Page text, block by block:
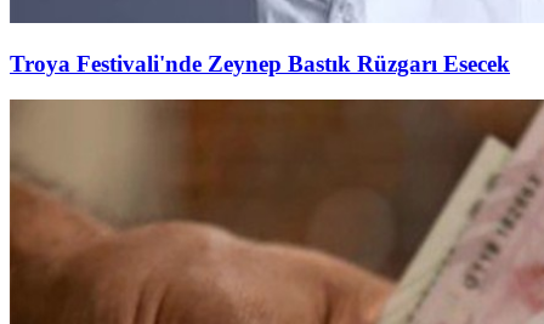
Troya Festivali'nde Zeynep Bastık Rüzgarı Esecek